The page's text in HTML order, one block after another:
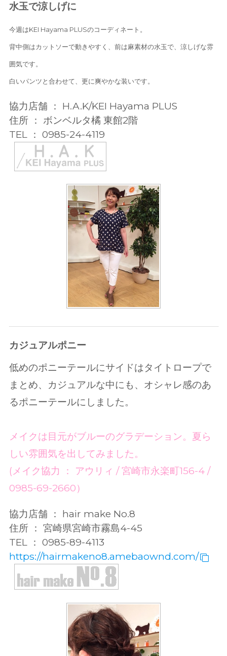
水玉で涼しげに
今週はKEI Hayama PLUSのコーディネート。
背中側はカットソーで動きやすく、前は麻素材の水玉で、涼しげな雰
囲気です。
白いパンツと合わせて、更に爽やかな装いです。
協力店舗 ： H.A.K/KEI Hayama PLUS
住所 ： ボンベルタ橘 東館2階
TEL ： 0985-24-4119
カジュアルポニー
低めのポニーテールにサイドはタイトロープで
まとめ、カジュアルな中にも、オシャレ感のあ
るポニーテールにしました。
メイクは目元がブルーのグラデーション。夏ら
しい雰囲気を出してみました。
(メイク協力 ： アウリィ / 宮崎市永楽町156-4 /
0985-69-2660）
協力店舗 ： hair make No.8
住所 ： 宮崎県宮崎市霧島4-45
TEL ： 0985-89-4113
https://hairmakeno8.amebaownd.com/